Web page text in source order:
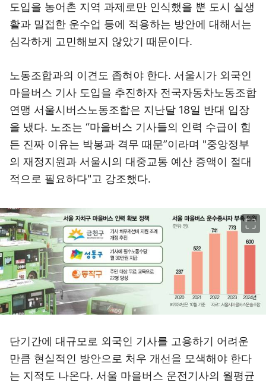
도입을 농어촌 지역 과제로만 인식했을 뿐 도시 실생
활과 밀접한 운수업 등에 적용하는 방안에 대해서는
심각하게 고민해보지 않았기 때문이다.
노동조합과의 이견도 좁혀야 한다. 서울시가 외국인
마을버스 기사 도입을 추진하자 전국자동차노동조합
연맹 서울시버스노동조합은 지난달 18일 반대 입장
을 냈다. 노조는 “마을버스 기사들의 인력 수급이 힘
든 진짜 이유는 박봉과 격무 때문”이라며 "중앙정부
의 재정지원과 서울시의 대중교통 예산 증액이 절대
적으로 필요하다"고 강조했다.
단기간에 대규모로 외국인 기사를 고용하기 어려운
만큼 현실적인 방안으로 처우 개선을 모색해야 한다
는 지적도 나온다. 서울 마을버스 운전기사의 월평균